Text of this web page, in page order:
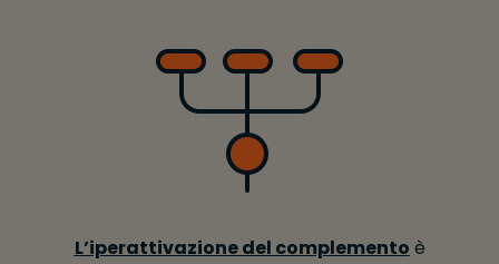
L’iperattivazione del complemento è